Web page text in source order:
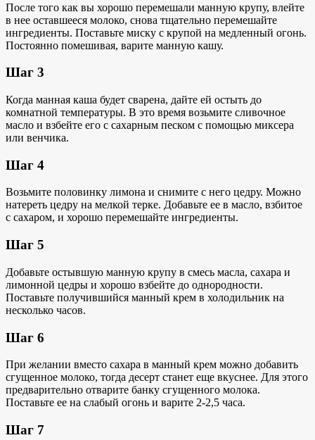
После того как вы хорошо перемешали манную крупу, влейте
в нее оставшееся молоко, снова тщательно перемешайте
ингредиенты. Поставьте миску с крупой на медленный огонь.
Постоянно помешивая, варите манную кашу.
Шаг 3
Когда манная каша будет сварена, дайте ей остыть до
комнатной температуры. В это время возьмите сливочное
масло и взбейте его с сахарным песком с помощью миксера
или венчика.
Шаг 4
Возьмите половинку лимона и снимите с него цедру. Можно
натереть цедру на мелкой терке. Добавьте ее в масло, взбитое
с сахаром, и хорошо перемешайте ингредиенты.
Шаг 5
Добавьте остывшую манную крупу в смесь масла, сахара и
лимонной цедры и хорошо взбейте до однородности.
Поставьте получившийся манный крем в холодильник на
несколько часов.
Шаг 6
При желании вместо сахара в манный крем можно добавить
сгущенное молоко, тогда десерт станет еще вкуснее. Для этого
предварительно отварите банку сгущенного молока.
Поставьте ее на слабый огонь и варите 2-2,5 часа.
Шаг 7